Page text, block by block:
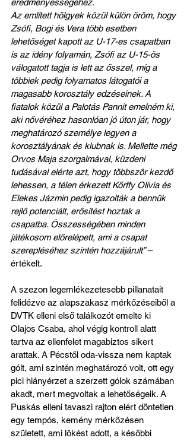
eredményességéhez.
Az említett hölgyek közül külön öröm, hogy
Zsófi, Bogi és Vera több esetben
lehetőséget kapott az U-17-es csapatban
is az idény folyamán, Zsófi az U-15-ös
válogatott tagja is lett az ősszel, míg a
többiek pedig folyamatos látogatói a
magasabb korosztály edzéseinek. A
fiatalok közül a Palotás Pannit emelném ki,
aki nővéréhez hasonlóan jó úton jár, hogy
meghatározó személye legyen a
korosztályának és klubnak is. Mellette még
Orvos Maja szorgalmával, küzdeni
tudásával elérte azt, hogy többször kezdő
lehessen, a télen érkezett Kőrffy Olívia és
Elekes Jázmin pedig igazolták a bennük
rejlő potenciált, erősítést hoztak a
csapatba. Összességében minden
játékosom előrelépett, ami a csapat
szerepléséhez szintén hozzájárult” –
értékelt.
A szezon legemlékezetesebb pillanatait
felidézve az alapszakasz mérkőzéseiből a
DVTK elleni első találkozót emelte ki
Olajos Csaba, ahol végig kontroll alatt
tartva az ellenfelet magabiztos sikert
arattak. A Pécstől oda-vissza nem kaptak
gólt, ami szintén meghatározó volt, ott egy
pici hiányérzet a szerzett gólok számában
akadt, mert megvoltak a lehetőségeik. A
Puskás elleni tavaszi rajton elért döntetlen
egy tempós, kemény mérkőzésen
született, ami lökést adott, a későbbi